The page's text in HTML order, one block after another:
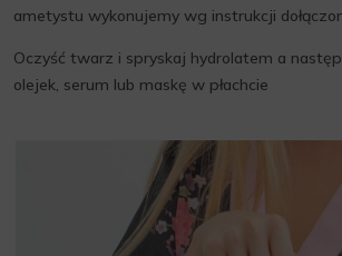
ametystu wykonujemy wg instrukcji
Oczyść twarz i spryskaj hydrolatem a
olejek, serum lub maskę w płachcie